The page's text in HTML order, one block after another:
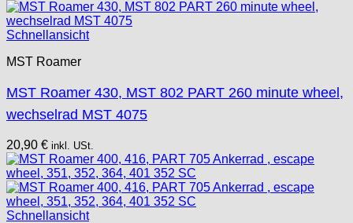
Schnellansicht
MST Roamer
MST Roamer 430, MST 802 PART 260 minute wheel,
wechselrad MST 4075
20,90 € inkl. USt.
Schnellansicht